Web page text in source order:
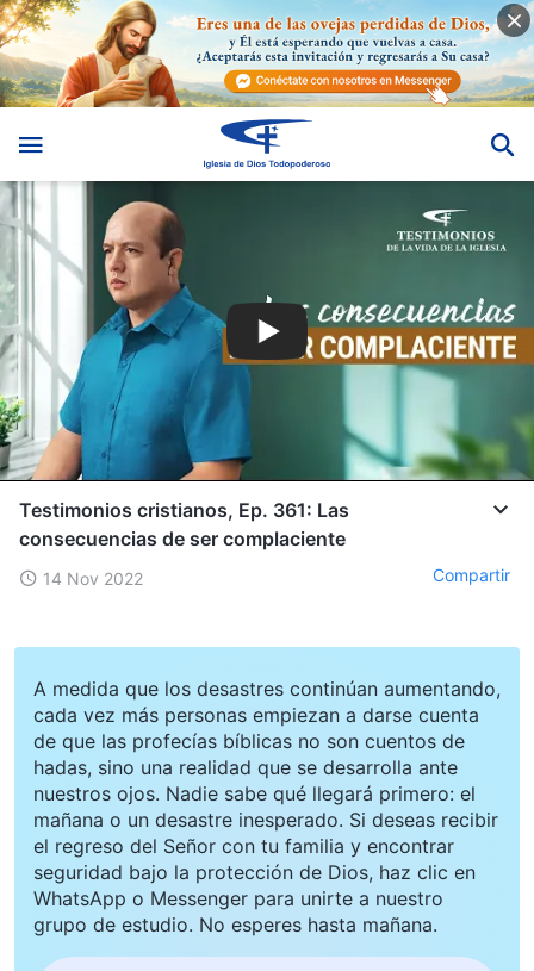
Testimonios cristianos, Ep. 361: Las
consecuencias de ser complaciente
14 Nov 2022 Compartir
A medida que los desastres continúan aumentando,
cada vez más personas empiezan a darse cuenta
de que las profecías bíblicas no son cuentos de
hadas, sino una realidad que se desarrolla ante
nuestros ojos. Nadie sabe qué llegará primero: el
mañana o un desastre inesperado. Si deseas recibir
el regreso del Señor con tu familia y encontrar
seguridad bajo la protección de Dios, haz clic en
WhatsApp o Messenger para unirte a nuestro
grupo de estudio. No esperes hasta mañana.